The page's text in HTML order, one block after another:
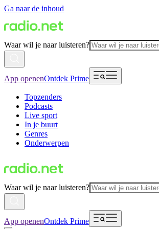
Ga naar de inhoud
Waar wil je naar luisteren?
App openenOntdek Prime
Topzenders
Podcasts
Live sport
In je buurt
Genres
Onderwerpen
Waar wil je naar luisteren?
App openenOntdek Prime